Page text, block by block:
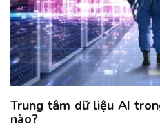
Trung tâm dữ liệu AI
nào?